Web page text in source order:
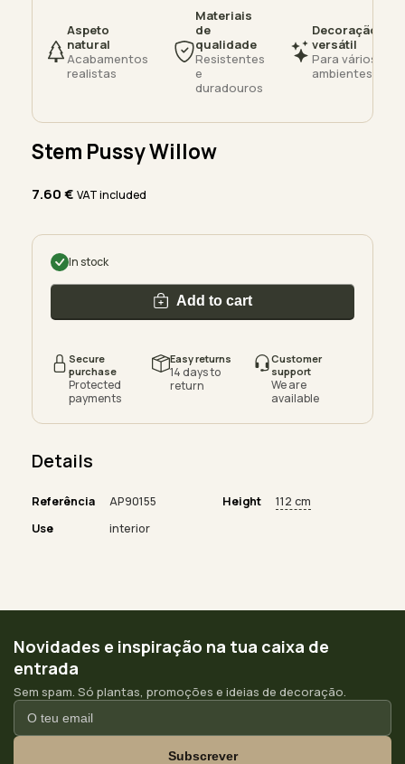
Aspeto
natural
Acabamentos
realistas
Materiais
de
qualidade
Resistentes
e
duradouros
Decoração
versátil
Para vários
ambientes
Stem Pussy Willow
7.60€ VAT included
In stock
Add to cart
Secure
purchase
Protected
payments
Easy returns
14 days to
return
Customer
support
We are
available
Details
Referência AP90155 Height
112 cm
Use
interior
Novidades e inspiração na tua caixa de
entrada
Sem spam. Só plantas, promoções e ideias de decoração.
Subscrever